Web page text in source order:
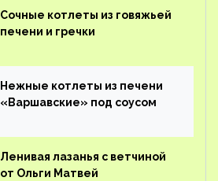
Сочные котлеты из говяжьей
печени и гречки
Нежные котлеты из печени
«Варшавские» под соусом
Ленивая лазанья с ветчиной
от Ольги Матвей